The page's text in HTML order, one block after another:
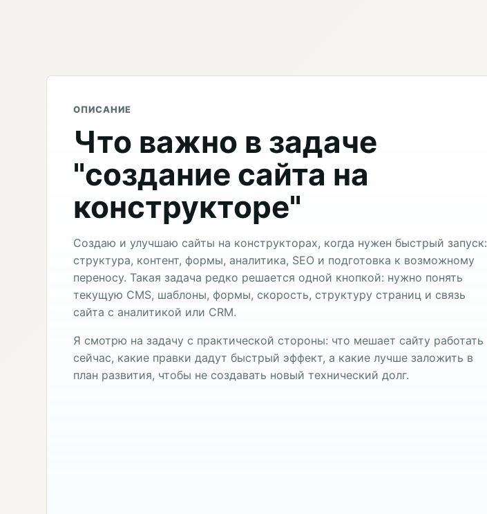
ОПИСАНИЕ
Что важно в задаче
"создание сайта на
конструкторе"
Создаю и улучшаю сайты на конструкторах, когда нужен быстрый запуск:
структура, контент, формы, аналитика, SEO и подготовка к возможному
переносу. Такая задача редко решается одной кнопкой: нужно понять
текущую CMS, шаблоны, формы, скорость, структуру страниц и связь
сайта с аналитикой или CRM.
Я смотрю на задачу с практической стороны: что мешает сайту работать
сейчас, какие правки дадут быстрый эффект, а какие лучше заложить в
план развития, чтобы не создавать новый технический долг.